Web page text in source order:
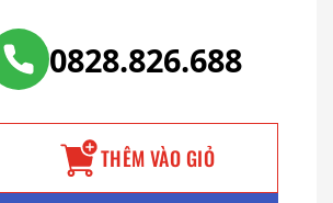
0828.826.688
THÊM VÀO GIỎ